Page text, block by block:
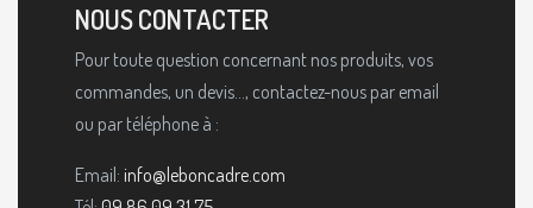
NOUS CONTACTER
Pour toute question concernant nos produits, vos
commandes, un devis..., contactez-nous par email
ou par téléphone à :
Email: info@leboncadre.com